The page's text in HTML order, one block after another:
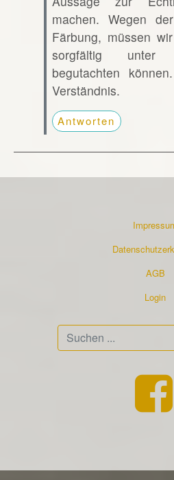
machen. Wegen
Färbung, müssen
sorgfältig unter
begutachten
Verständnis.
Antworten
AGB
Login